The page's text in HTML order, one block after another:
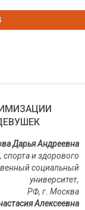
Дарья Андреевна
и здорового
социальный
университет,
РФ, г. Москва
Алексеевна